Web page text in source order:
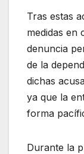
Tras estas
medidas en
denuncia
de la
dichas
ya que la
forma
Durante la